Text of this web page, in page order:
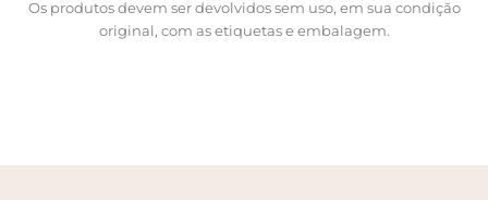
Os produtos devem ser devolvidos sem uso, em sua condição
original, com as etiquetas e embalagem.